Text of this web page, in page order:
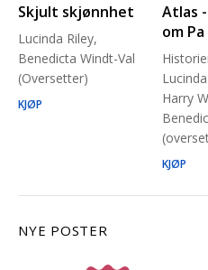
Skjult skjønnhet
Lucinda Riley,
Benedicta Windt-Val
(Oversetter)
KJØP
Atlas
om
Harry
KJØP
NYE POSTER